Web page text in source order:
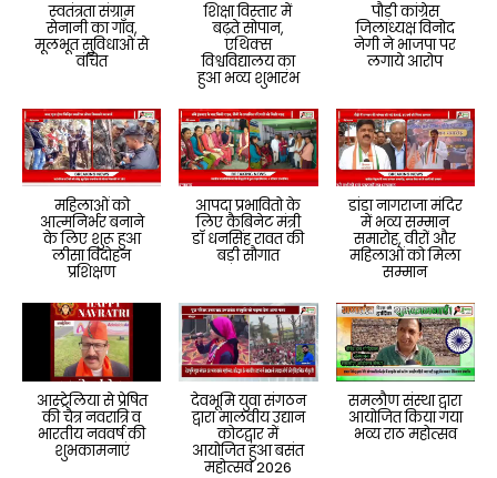
स्वतंत्रता संग्राम
सेनानी का गाँव,
मूलभूत सुविधाओं से
वंचित
शिक्षा विस्तार में
बढ़ते सोपान,
एथिक्स
विश्वविद्यालय का
हुआ भव्य शुभारंभ
पौड़ी कांग्रेस
जिलाध्यक्ष विनोद
नेगी ने भाजपा पर
लगाये आरोप
महिलाओं को
आत्मनिर्भर बनाने
के लिए शुरू हुआ
लीसा विदोहन
प्रशिक्षण
आपदा प्रभावितो के
लिए कैबिनेट मंत्री
डॉ धनसिंह रावत की
बड़ी सौगात
डांडा नागराजा मंदिर
में भव्य सम्मान
समारोह, वीरों और
महिलाओं को मिला
सम्मान
आस्ट्रेलिया से प्रेषित
की चैत्र नवरात्रि व
भारतीय नववर्ष की
शुभकामनाएं
देवभूमि युवा संगठन
द्वारा मालवीय उद्यान
कोटद्वार में
आयोजित हुआ बसंत
महोत्सव 2026
समलौण संस्था द्वारा
आयोजित किया गया
भव्य राठ महोत्सव